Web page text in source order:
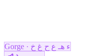
Gorge · ء هـ ع ح غ خ